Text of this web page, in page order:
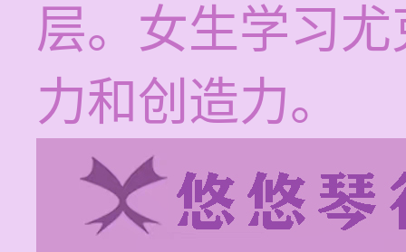
层。女生学习
力和创造力。